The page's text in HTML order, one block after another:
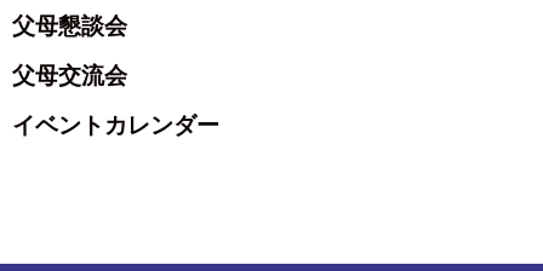
父母懇談会
父母交流会
イベントカレンダー